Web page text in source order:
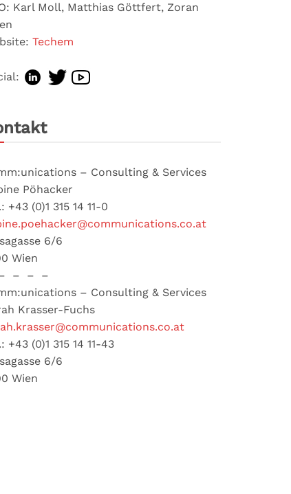
Karl Moll, Matthias Göttfert, Zoran
Techem
– Consulting & Services
Pöhacker
+43 (0)1 315 14 11-0
6/6
Wien
– – –
– Consulting & Services
Krasser-Fuchs
+43 (0)1 315 14 11-43
6/6
Wien